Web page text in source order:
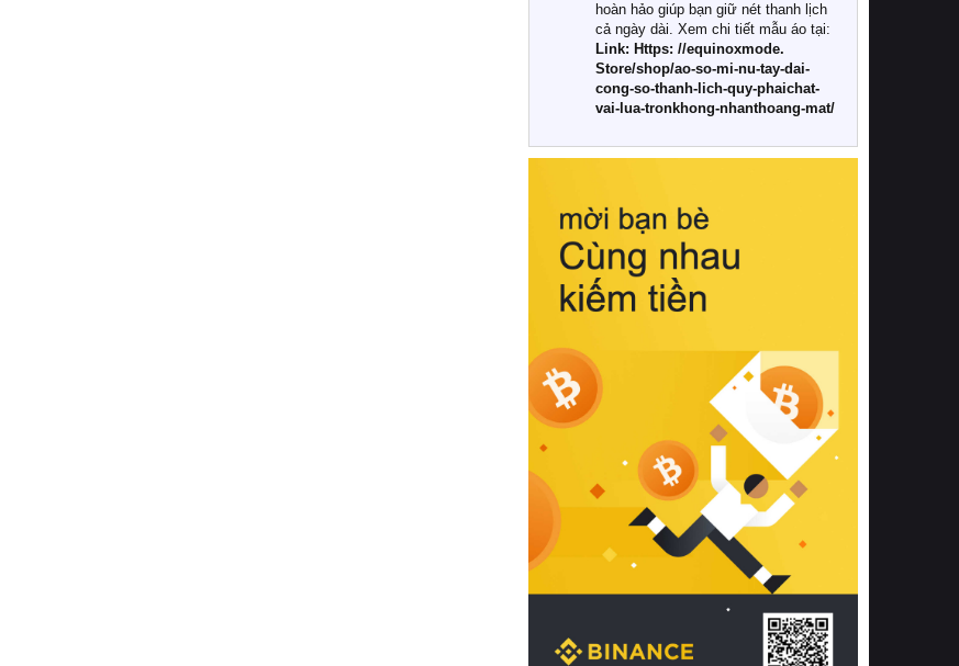
Khác với các dòng sản phẩm thông
thường, những bộ chăn ga gối đệm
cao cấp trải qua quy trình sản xuất
nghiêm ngặt từ khâu chọn lọc nguyên
liệu tự nhiên đến công nghệ dệt
nhuộm hiện đại không chứa hóa chất
này, bạn sẽ cảm nhận rõ rệt sự khác
hồi chuẩn xác của phần đệm nâng đỡ
cột sống.
Bên cạnh đó, việc lựa chọn các dòng
sản phẩm đạt chuẩn chất lượng quốc
tế còn giúp ngăn ngừa tình trạng kích
khuẩn và nấm mốc trong điều kiện
thời tiết nóng ẩm. Bạn có thể tìm hiểu
thêm các nghiên cứu khoa học về tác
động của giấc ngủ và môi trường
phòng ngủ đối với sức khỏe con
người tại Sleep Foundation (External
Link) để có cái nhìn toàn diện hơn.
2. Các tiêu chí vàng khi lựa chọn
chăn ga gối đệm cao cấp cho phòng
ngủ
Để sở hữu một bộ chăn ga gối đệm
cao cấp hoàn hảo cả về thẩm mỹ lẫn
công năng, người tiêu dùng cần cân
nhắc kỹ lưỡng các tiêu chí quan trọng
hoàn hảo giúp bạn giữ nét thanh lịch
cả ngày dài. Xem chi tiết mẫu áo tại:
Link: Https: //equinoxmode.
Store/shop/ao-so-mi-nu-tay-dai-
cong-so-thanh-lich-quy-phaichat-
vai-lua-tronkhong-nhanthoang-mat/